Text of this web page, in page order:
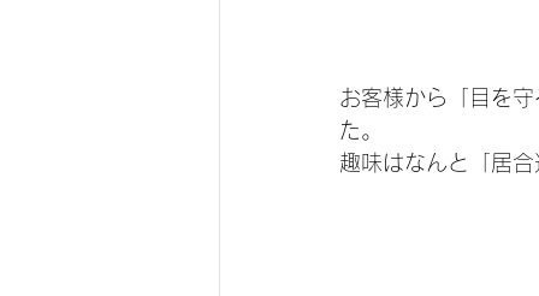
お客様から「目を
た。
趣味はなんと「居